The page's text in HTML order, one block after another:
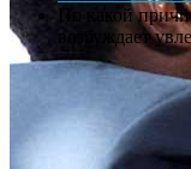
По какой
возбуждает